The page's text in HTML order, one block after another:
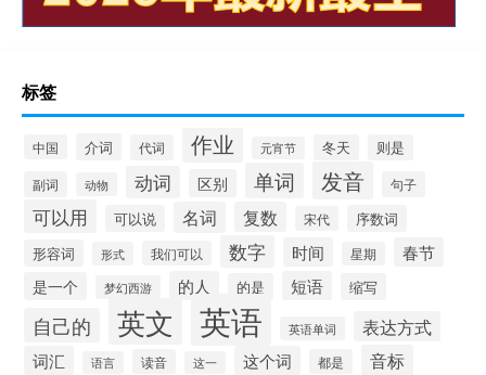
标签
中国 介词 代词 作业 元宵节 冬天
则是
副词
动物 动词 区别 单词 发音 句子
可以用 可以说 名词 复数 宋代
序数词
形容词
形式 我们可以 数字 时间 星期 春节
是一个 梦幻西游 的人 的是 短语 缩写
自己的 英文 英语 英语单词 表达方式
词汇 语言 读音 这一 这个词 都是 音标